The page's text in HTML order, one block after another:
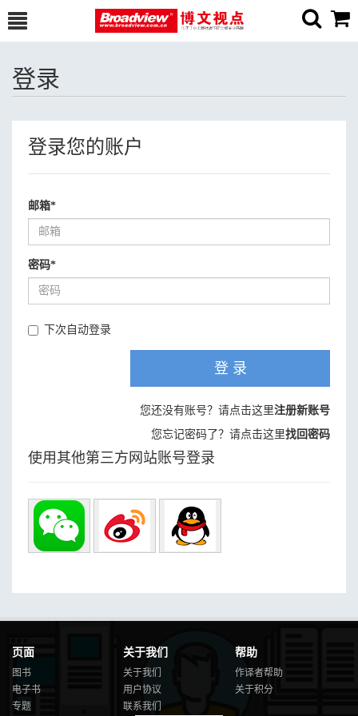
登录
登录您的账户
邮箱*
密码*
下次自动登录
登 录
您还没有账号？请点击这里注册新账号
您忘记密码了？请点击这里找回密码
使用其他第三方网站账号登录
页面
图书
电子书
专题
关于我们
关于我们
用户协议
联系我们
帮助
作译者帮助
关于积分